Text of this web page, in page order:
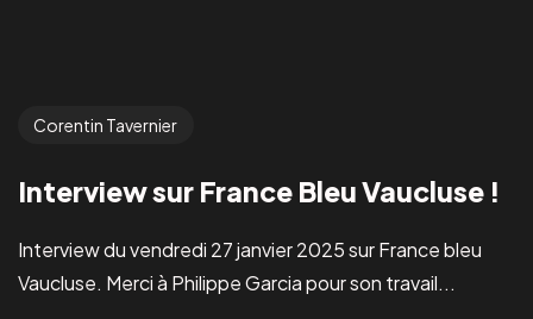
Corentin Tavernier
Interview sur France Bleu Vaucluse !
Interview du vendredi 27 janvier 2025 sur France bleu
Vaucluse. Merci à Philippe Garcia pour son travail...